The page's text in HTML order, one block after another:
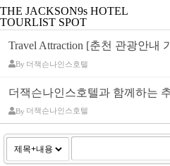
THE JACKSON9s HOTEL
TOURLIST SPOT
Travel Attraction [춘천 관광안내
By 더잭슨나인스호텔
더잭슨나인스호텔과 함께하는
By 더잭슨나인스호텔